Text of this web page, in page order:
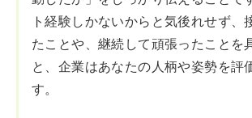
ト経験しかないからと気後れせず、
たことや、継続して頑張ったことを
と、企業はあなたの人柄や姿勢を評
す。